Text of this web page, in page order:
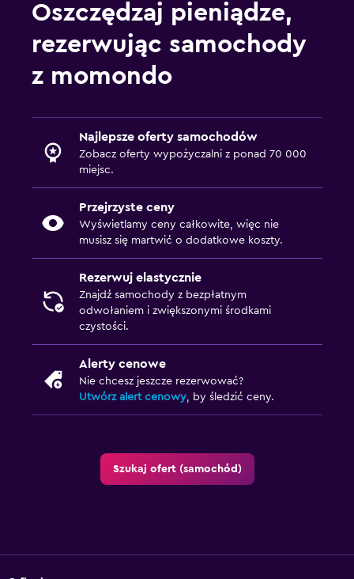
Oszczędzaj pieniądze,
rezerwując samochody
z momondo
Najlepsze oferty samochodów
Zobacz oferty wypożyczalni z ponad 70 000
miejsc.
Przejrzyste ceny
Wyświetlamy ceny całkowite, więc nie
musisz się martwić o dodatkowe koszty.
Rezerwuj elastycznie
Znajdź samochody z bezpłatnym
odwołaniem i zwiększonymi środkami
czystości.
Alerty cenowe
Nie chcesz jeszcze rezerwować?
Utwórz alert cenowy, by śledzić ceny.
Szukaj ofert (samochód)